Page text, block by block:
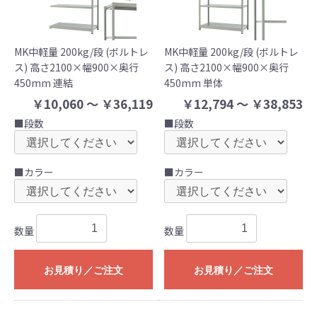
MK中軽量 200kg/段 (ボルトレ
ス) 高さ2100×幅900×奥行
450mm 連結
￥10,060 ～ ￥36,119
■段数
■カラー
数量
お見積り／ご注文
MK中軽量 200kg/段 (ボルトレ
ス) 高さ2100×幅900×奥行
450mm 単体
￥12,794 ～ ￥38,853
■段数
■カラー
数量
お見積り／ご注文